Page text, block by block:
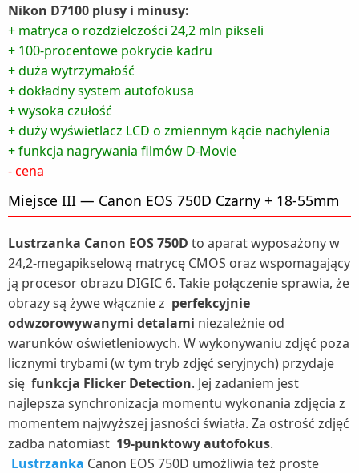
Nikon D7100 plusy i minusy:
+ matryca o rozdzielczości 24,2 mln pikseli
+ 100-procentowe pokrycie kadru
+ duża wytrzymałość
+ dokładny system autofokusa
+ wysoka czułość
+ duży wyświetlacz LCD o zmiennym kącie nachylenia
+ funkcja nagrywania filmów D-Movie
- cena
Miejsce III — Canon EOS 750D Czarny + 18-55mm
Lustrzanka Canon EOS 750D to aparat wyposażony w
24,2-megapikselową matrycę CMOS oraz wspomagający
ją procesor obrazu DIGIC 6. Takie połączenie sprawia, że
obrazy są żywe włącznie z perfekcyjnie
odwzorowywanymi detalami niezależnie od
warunków oświetleniowych. W wykonywaniu zdjęć poza
licznymi trybami (w tym tryb zdjęć seryjnych) przydaje
się funkcja Flicker Detection. Jej zadaniem jest
najlepsza synchronizacja momentu wykonania zdjęcia z
momentem najwyższej jasności światła. Za ostrość zdjęć
zadba natomiast 19-punktowy autofokus.
Lustrzanka Canon EOS 750D umożliwia też proste